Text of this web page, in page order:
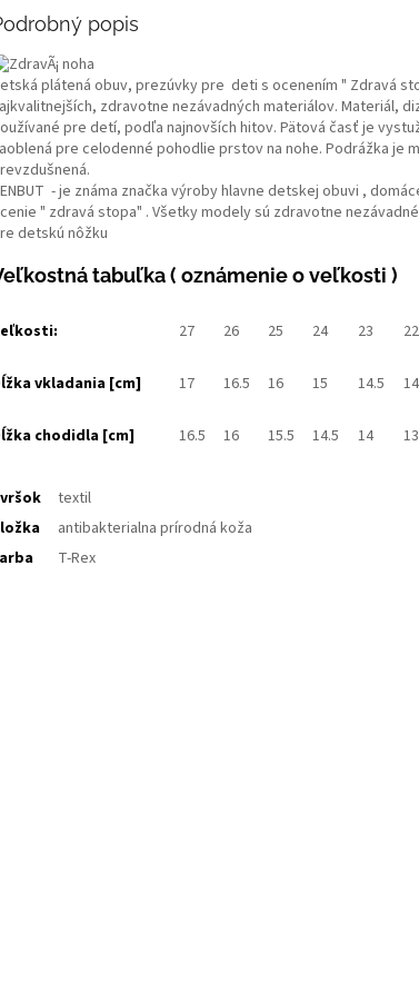
popis
plátená obuv, prezúvky pre deti s ocenením " Zdravá
zdravotne nezávadných materiálov. Materiál,
pre detí, podľa najnovších hitov. Pätová časť je
pre celodenné pohodlie prstov na nohe. Podrážka je
- je známa značka výroby hlavne detskej obuvi ,
" zdravá stopa" . Všetky modely sú zdravotne
detskú nôžku
tabuľka ( oznámenie o veľkosti )
27 26 25 24 23 22
vkladania [cm] 17 16.5 16 15 14.5 14
chodidla [cm] 16.5 16 15.5 14.5 14
textil
antibakterialna prírodná koža
T-Rex